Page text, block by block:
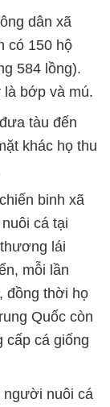
dân xã
có 150 hộ
584 lồng).
là bớp và mú.
đưa tàu đến
khác họ thu
binh xã
cá tại
lái
mỗi lần
đồng thời họ
Quốc còn
cấp cá giống
người nuôi cá